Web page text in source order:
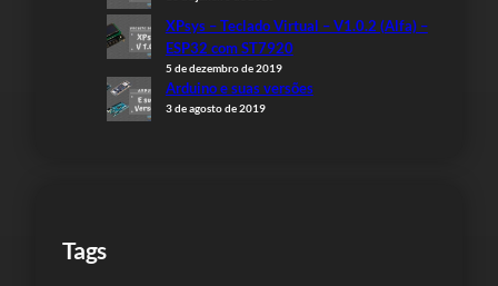
XPsys – Teclado Virtual – V1.0.2 (Alfa) –
ESP32 com ST7920
5 de dezembro de 2019
Arduino e suas versões
3 de agosto de 2019
Tags